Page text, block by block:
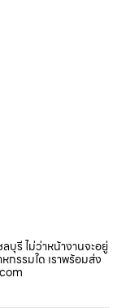
บุรี ไม่ว่าหน้างานจะอยู่
กรรมใด เราพร้อมส่ง